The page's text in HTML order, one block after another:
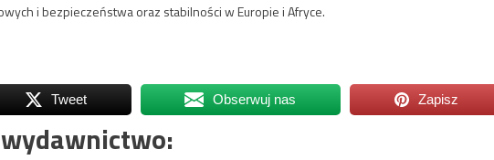
i bezpieczeństwa oraz stabilności w Europie i Afryce.
Tweet Obserwuj nas Zapisz